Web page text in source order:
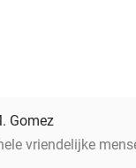
Gomez
vriendelijke